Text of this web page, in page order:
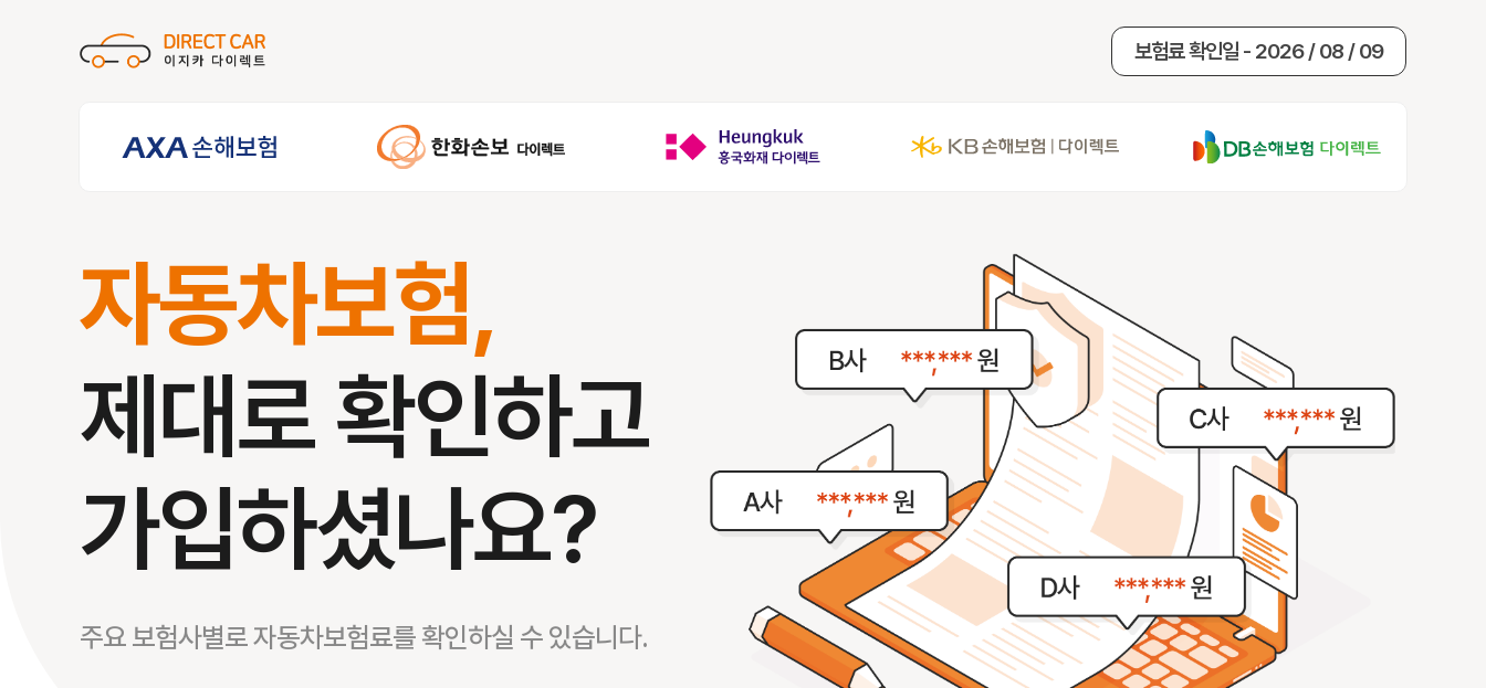
보험료 확인일 - 2026 / 08 / 09
자동차보험,
제대로 확인하고
가입하셨나요?
주요 보험사별로 자동차보험료를 확인하실 수 있습니다. 한** 보험나이 42세 **분전 신청완료